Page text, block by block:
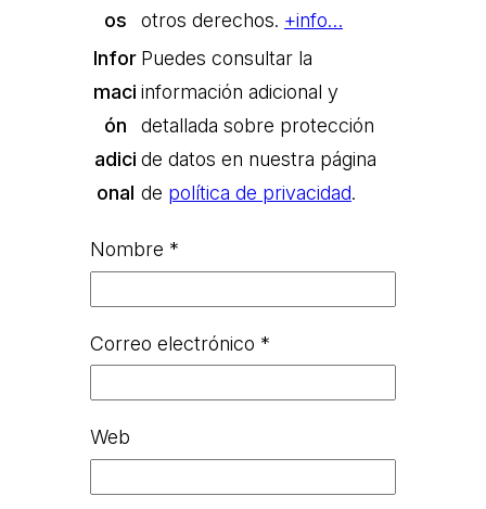
os
otros derechos. +info…
Infor
maci
ón
adici
onal
Puedes consultar la
información adicional y
detallada sobre protección
de datos en nuestra página
de política de privacidad.
Nombre *
Correo electrónico *
Web